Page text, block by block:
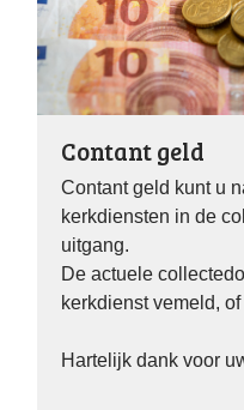
Contant geld
Contant geld kunt u
kerkdiensten in de
uitgang.
De actuele
kerkdienst vemeld,
Hartelijk dank voor